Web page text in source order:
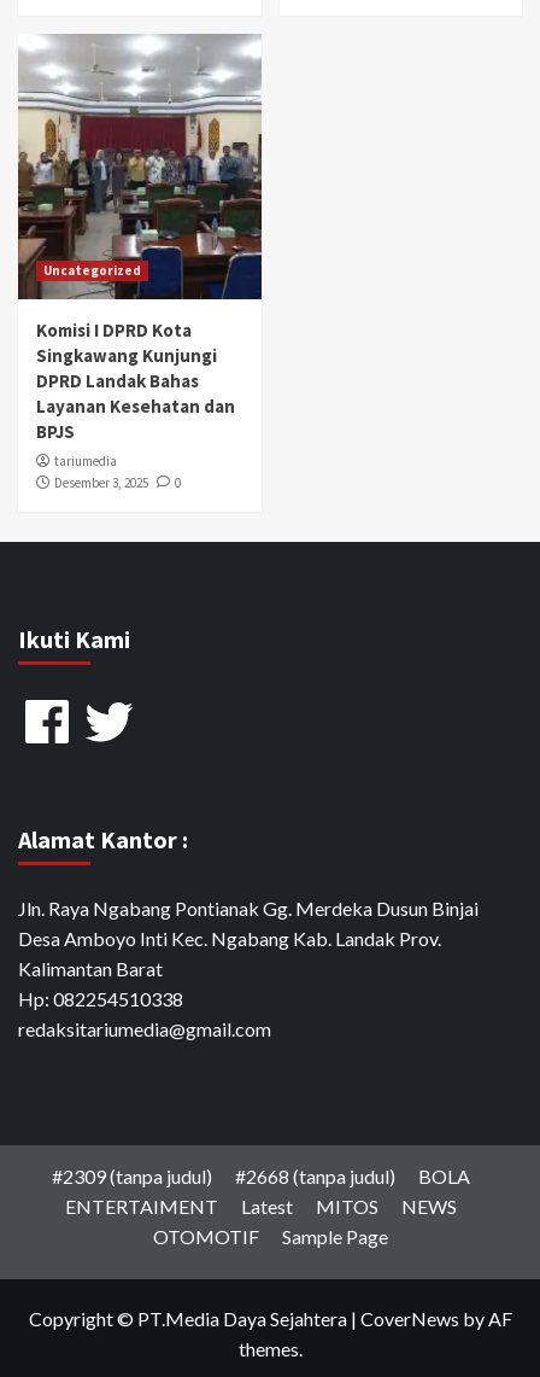
Uncategorized
Komisi I DPRD Kota
Singkawang Kunjungi
DPRD Landak Bahas
Layanan Kesehatan dan
BPJS
tariumedia
Desember 3, 2025
0
Ikuti Kami
FacebookTwitter
Alamat Kantor :
Jln. Raya Ngabang Pontianak Gg. Merdeka Dusun Binjai
Desa Amboyo Inti Kec. Ngabang Kab. Landak Prov.
Kalimantan Barat
Hp: 082254510338
redaksitariumedia@gmail.com
#2309 (tanpa judul) #2668 (tanpa judul)
BOLA
ENTERTAIMENT
Latest MITOS
NEWS
OTOMOTIF
Sample Page
Copyright © PT.Media Daya Sejahtera | CoverNews by AF
themes.